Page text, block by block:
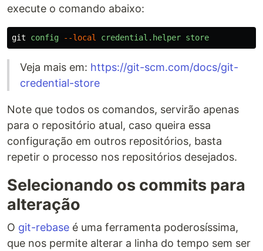
execute o comando abaixo:
git config --local credential.helper store
Veja mais em: https://git-scm.com/docs/git-
credential-store
Note que todos os comandos, servirão apenas
para o repositório atual, caso queira essa
configuração em outros repositórios, basta
repetir o processo nos repositórios desejados.
Selecionando os commits para
alteração
O git-rebase é uma ferramenta poderosíssima,
que nos permite alterar a linha do tempo sem ser